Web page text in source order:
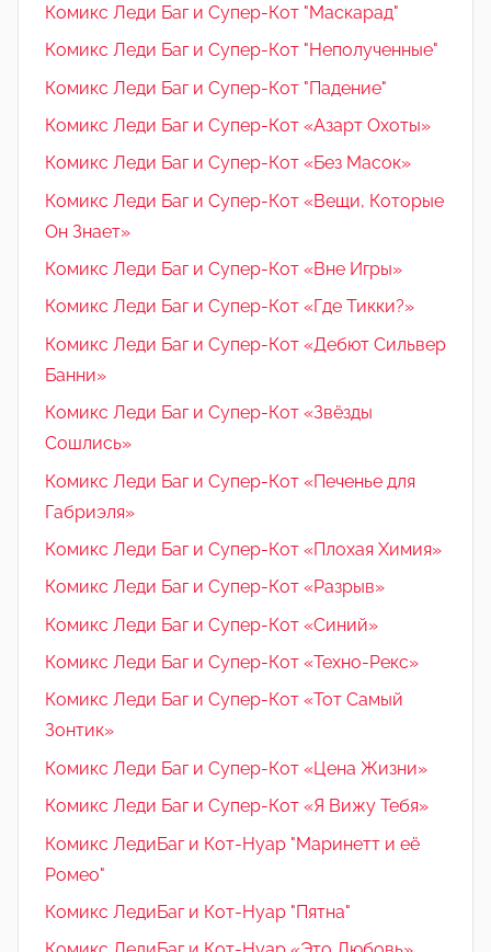
Комикс Леди Баг и Супер-Кот "Маскарад"
Комикс Леди Баг и Супер-Кот "Неполученные"
Комикс Леди Баг и Супер-Кот "Падение"
Комикс Леди Баг и Супер-Кот «Азарт Охоты»
Комикс Леди Баг и Супер-Кот «Без Масок»
Комикс Леди Баг и Супер-Кот «Вещи, Которые
Он Знает»
Комикс Леди Баг и Супер-Кот «Вне Игры»
Комикс Леди Баг и Супер-Кот «Где Тикки?»
Комикс Леди Баг и Супер-Кот «Дебют Сильвер
Банни»
Комикс Леди Баг и Супер-Кот «Звёзды
Сошлись»
Комикс Леди Баг и Супер-Кот «Печенье для
Габриэля»
Комикс Леди Баг и Супер-Кот «Плохая Химия»
Комикс Леди Баг и Супер-Кот «Разрыв»
Комикс Леди Баг и Супер-Кот «Синий»
Комикс Леди Баг и Супер-Кот «Техно-Рекс»
Комикс Леди Баг и Супер-Кот «Тот Самый
Зонтик»
Комикс Леди Баг и Супер-Кот «Цена Жизни»
Комикс Леди Баг и Супер-Кот «Я Вижу Тебя»
Комикс ЛедиБаг и Кот-Нуар "Маринетт и её
Ромео"
Комикс ЛедиБаг и Кот-Нуар "Пятна"